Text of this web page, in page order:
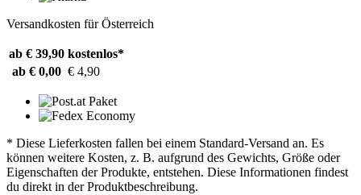
Versandkosten für Österreich
ab € 39,90 kostenlos*
ab € 0,00 € 4,90
* Diese Lieferkosten fallen bei einem Standard-Versand an. Es
können weitere Kosten, z. B. aufgrund des Gewichts, Größe oder
Eigenschaften der Produkte, entstehen. Diese Informationen findest
du direkt in der Produktbeschreibung.